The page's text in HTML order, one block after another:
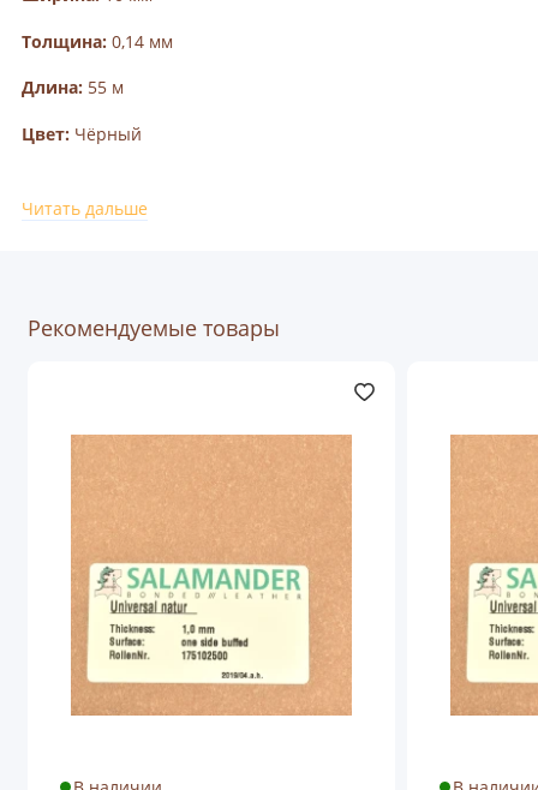
Толщина: 0,14 мм
Длина: 55 м
Цвет: Чёрный
Читать дальше
Рекомендуемые товары